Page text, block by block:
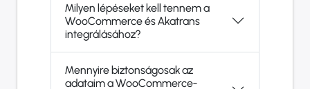
Milyen lépéseket kell tennem a
WooCommerce és Akatrans
integrálásához?
Mennyire biztonságosak az
adataim a WooCommerce-